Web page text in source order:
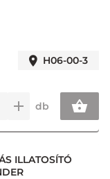
H06-00-3
db
ILLATOSÍTÓ